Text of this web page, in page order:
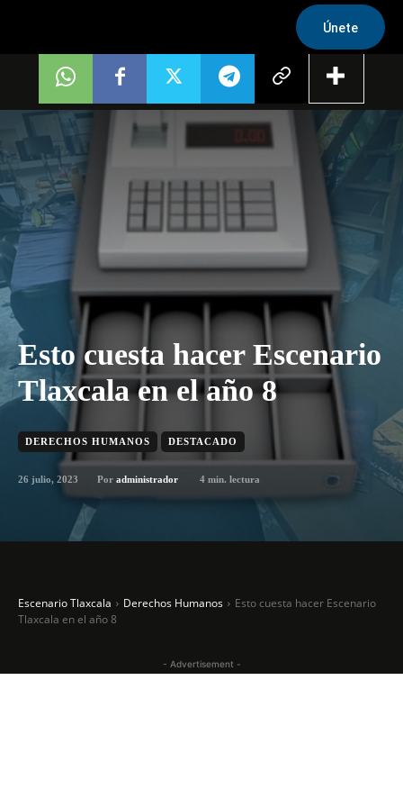
Únete
Esto cuesta hacer Escenario
Tlaxcala en el año 8
DERECHOS HUMANOS DESTACADO
26 julio, 2023 Por administrador 4 min. lectura
Escenario Tlaxcala Derechos Humanos
Esto cuesta hacer Escenario
Tlaxcala en el año 8
- Advertisement -